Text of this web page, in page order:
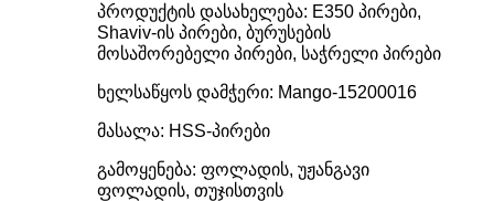
პროდუქტის დასახელება: E350 პირები,
Shaviv-ის პირები, ბურუსების
მოსაშორებელი პირები, საჭრელი პირები
ხელსაწყოს დამჭერი: Mango-15200016
მასალა: HSS-პირები
გამოყენება: ფოლადის, უჟანგავი
ფოლადის, თუჯისთვის